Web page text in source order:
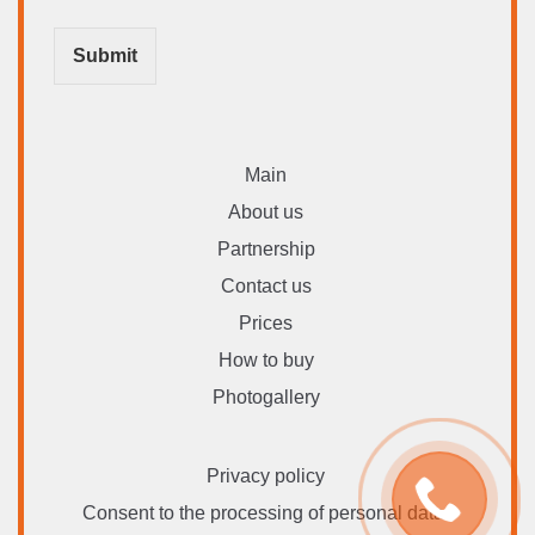
Submit
Main
About us
Partnership
Contact us
Prices
How to buy
Photogallery
Privacy policy
Consent to the processing of personal data.